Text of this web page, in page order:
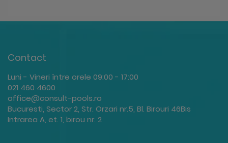
Contact
Luni - Vineri între orele 09:00 - 17:00
021 460 4600
office@consult-pools.ro
Bucuresti, Sector 2, Str. Orzari nr.5, Bl. Birouri 46Bis
Intrarea A, et. 1, birou nr. 2